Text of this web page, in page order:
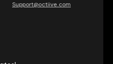
Support@octiive.com